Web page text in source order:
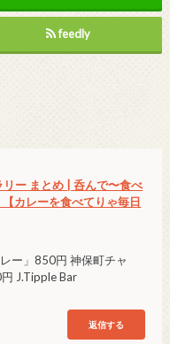
feedly
ー まとめ | 呑んで〜食べ
カレーを食べてりゃ毎日
」850円 神保町チャ
円 J.Tipple Bar
返信する